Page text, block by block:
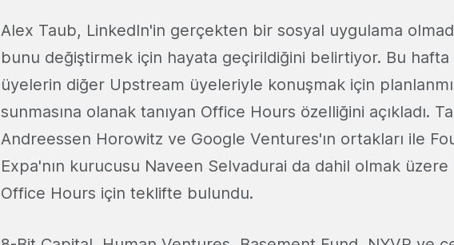
Alex Taub, LinkedIn'in gerçekten bir sosyal uygulama
bunu değiştirmek için hayata geçirildiğini belirtiyor. Bu
üyelerin diğer Upstream üyeleriyle konuşmak için
sunmasına olanak tanıyan Office Hours özelliğini açıkladı.
Andreessen Horowitz ve Google Ventures'ın ortakları ile
Expa'nın kurucusu Naveen Selvadurai da dahil olmak
Office Hours için teklifte bulundu.